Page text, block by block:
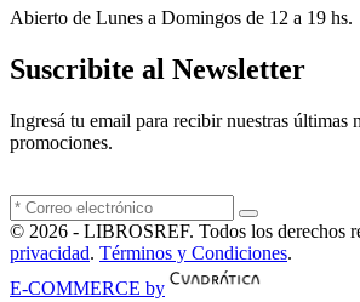
Abierto de Lunes a Domingos de 12 a 19 hs.
Suscribite al Newsletter
Ingresá tu email para recibir nuestras últimas
promociones.
© 2026 - LIBROSREF. Todos los derechos
privacidad. Términos y Condiciones.
E-COMMERCE by